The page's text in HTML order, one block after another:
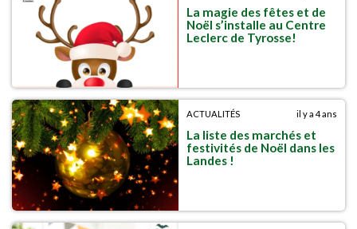
La magie des fêtes et de
Noël s’installe au Centre
Leclerc de Tyrosse!
ACTUALITÉS il y a 4 ans
La liste des marchés et
festivités de Noël dans les
Landes !